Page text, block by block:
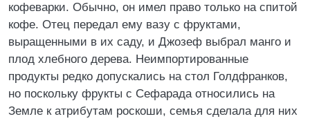
кофеварки. Обычно, он имел право только на спитой
кофе. Отец передал ему вазу с фруктами,
выращенными в их саду, и Джозеф выбрал манго и
плод хлебного дерева. Неимпортированные
продукты редко допускались на стол Голдфранков,
но поскольку фрукты с Сефарада относились на
Земле к атрибутам роскоши, семья сделала для них